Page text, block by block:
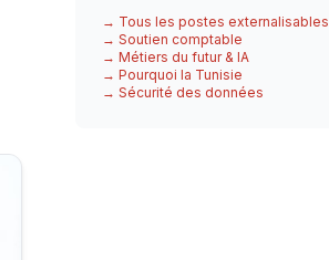
→ Tous les postes externalisables
→ Soutien comptable
→ Métiers du futur & IA
→ Pourquoi la Tunisie
→ Sécurité des données